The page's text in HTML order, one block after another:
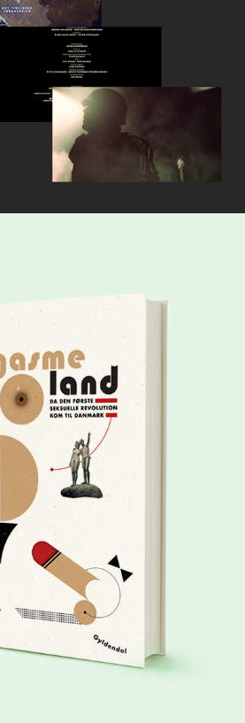
ORGASMELAND